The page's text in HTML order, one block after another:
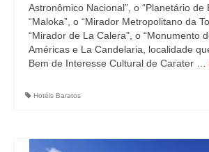
Astronômico Nacional”, o “Planetário de
“Maloka”, o “Mirador Metropolitano da
“Mirador de La Calera”, o “Monumento
Américas e La Candelaria, localidade
Bem de Interesse Cultural de Carater …
Hotéis Baratos